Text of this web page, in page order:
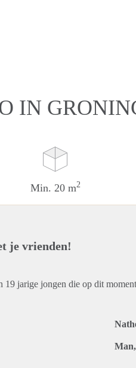
IN
Min. 20 m2
je vrienden!
19 jarige jongen die op dit